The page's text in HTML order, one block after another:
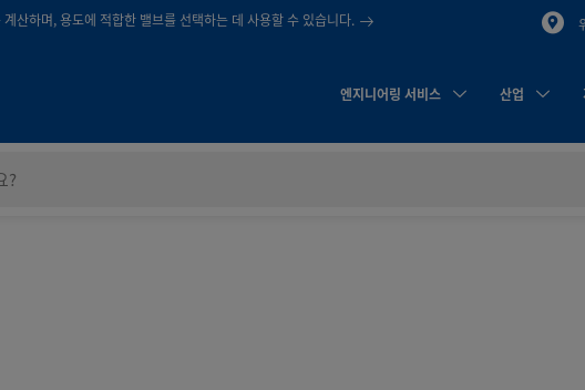
산하며, 용도에 적합한 밸브를 선택하는 데 사용할 수 있습니다.
엔지니어링 서비스 산업